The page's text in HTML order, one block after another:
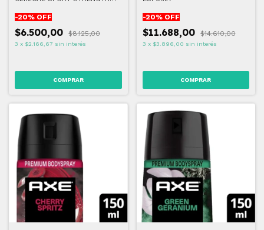
-20% OFF
$6.500,00 $8.125,00
3 x $2.166,67 sin interés
-20% OFF
$11.688,00 $14.610,00
3 x $3.896,00 sin interés